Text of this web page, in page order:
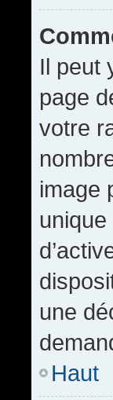
Il peut
page
votre
image
unique
une
Haut